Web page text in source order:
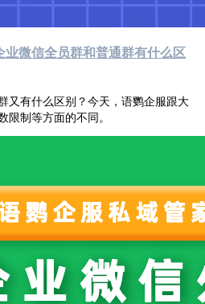
微信全员群和普通群有什么区
又有什么区别？今天，语鹦企服跟大
制等方面的不同。